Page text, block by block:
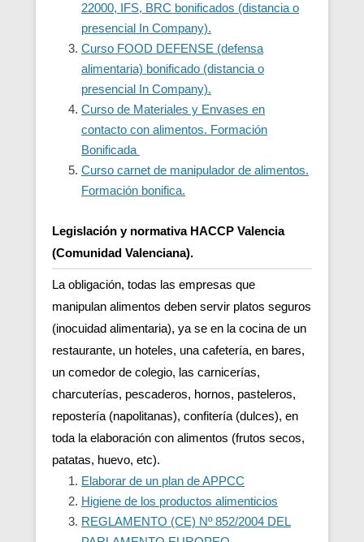
22000, IFS, BRC bonificados (distancia o
presencial In Company).
Curso FOOD DEFENSE (defensa
alimentaria) bonificado (distancia o
presencial In Company).
Curso de Materiales y Envases en
contacto con alimentos. Formación
Bonificada
Curso carnet de manipulador de alimentos.
Formación bonifica.
Legislación y normativa HACCP Valencia
(Comunidad Valenciana).
La obligación, todas las empresas que
manipulan alimentos deben servir platos seguros
(inocuidad alimentaria), ya se en la cocina de un
restaurante, un hoteles, una cafetería, en bares,
un comedor de colegio, las carnicerías,
charcuterías, pescaderos, hornos, pasteleros,
repostería (napolitanas), confitería (dulces), en
toda la elaboración con alimentos (frutos secos,
patatas, huevo, etc).
Elaborar de un plan de APPCC
Higiene de los productos alimenticios
REGLAMENTO (CE) Nº 852/2004 DEL